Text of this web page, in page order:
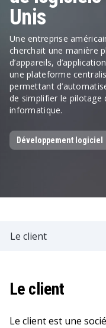
Unis
Une entreprise
cherchait une manière
d’appareils,
une plateforme
permettant
de simplifier le pilotage
informatique.
Développement logiciel
Le client
Le client
Le client est une